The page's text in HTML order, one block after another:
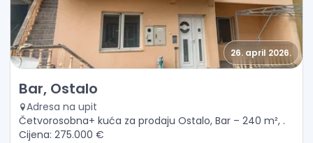
26. april 2026.
Prodaja - Kuća Bar, Ostalo
Bar, Ostalo
Adresa na upit
Četvorosobna+ kuća za prodaju Ostalo, Bar – 240 m², .
Cijena: 275.000 €